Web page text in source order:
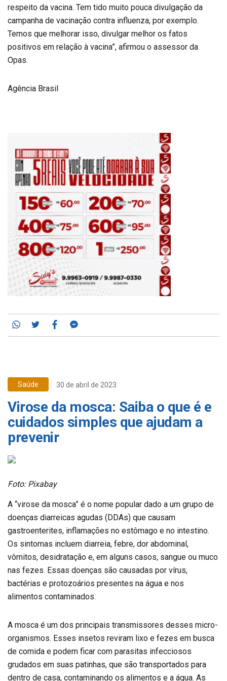
respeito da vacina. Tem tido muito pouca divulgação da
campanha de vacinação contra influenza, por exemplo.
Temos que melhorar isso, divulgar melhor os fatos
positivos em relação à vacina”, afirmou o assessor da
Opas.
Agência Brasil
Whatsapp
TwitterFacebook
Saúde 30 de abril de 2023
Virose da mosca: Saiba o que é e
cuidados simples que ajudam a
prevenir
Foto: Pixabay
A “virose da mosca” é o nome popular dado a um grupo de
doenças diarreicas agudas (DDAs) que causam
gastroenterites, inflamações no estômago e no intestino.
Os sintomas incluem diarreia, febre, dor abdominal,
vômitos, desidratação e, em alguns casos, sangue ou muco
nas fezes. Essas doenças são causadas por vírus,
bactérias e protozoários presentes na água e nos
alimentos contaminados.
A mosca é um dos principais transmissores desses micro-
organismos. Esses insetos reviram lixo e fezes em busca
de comida e podem ficar com parasitas infecciosos
grudados em suas patinhas, que são transportados para
dentro de casa, contaminando os alimentos e a água. As